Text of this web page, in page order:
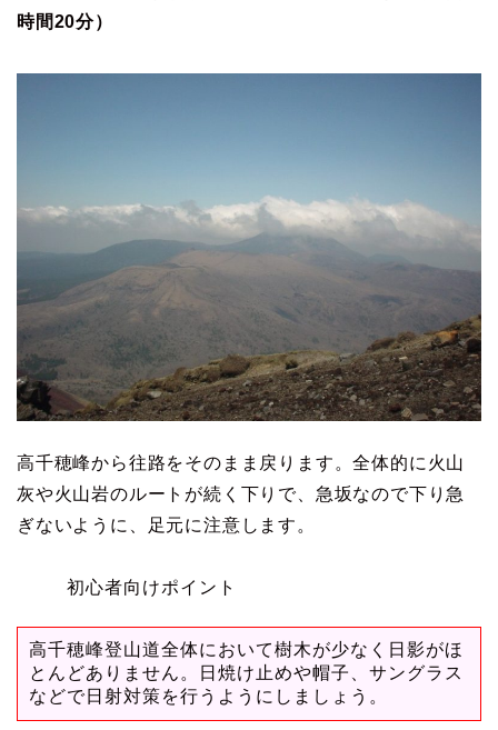
時間20分）
高千穂峰から往路をそのまま戻ります。全体的に火山
灰や火山岩のルートが続く下りで、急坂なので下り急
ぎないように、足元に注意します。
初心者向けポイント
高千穂峰登山道全体において樹木が少なく日影がほ
とんどありません。日焼け止めや帽子、サングラス
などで日射対策を行うようにしましょう。